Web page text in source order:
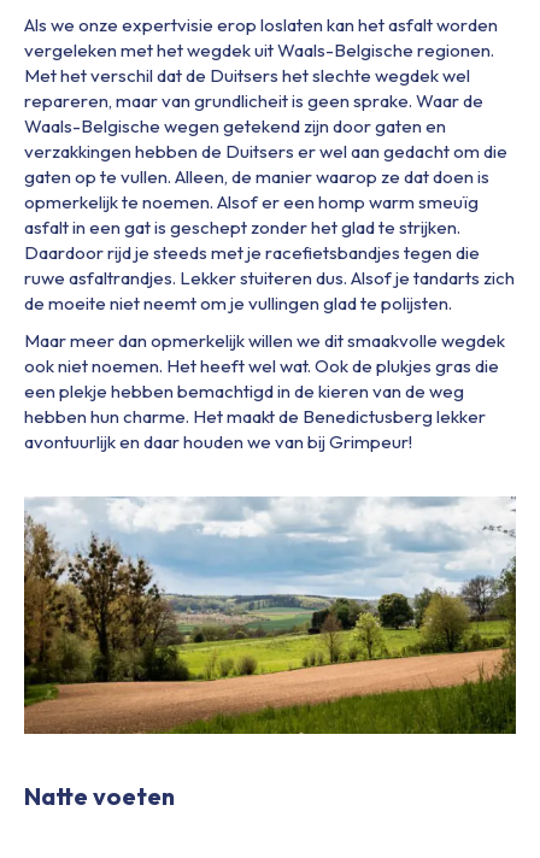
Als we onze expertvisie erop loslaten kan het asfalt worden
vergeleken met het wegdek uit Waals-Belgische regionen.
Met het verschil dat de Duitsers het slechte wegdek wel
repareren, maar van grundlicheit is geen sprake. Waar de
Waals-Belgische wegen getekend zijn door gaten en
verzakkingen hebben de Duitsers er wel aan gedacht om die
gaten op te vullen. Alleen, de manier waarop ze dat doen is
opmerkelijk te noemen. Alsof er een homp warm smeuïg
asfalt in een gat is geschept zonder het glad te strijken.
Daardoor rijd je steeds met je racefietsbandjes tegen die
ruwe asfaltrandjes. Lekker stuiteren dus. Alsof je tandarts zich
de moeite niet neemt om je vullingen glad te polijsten.
Maar meer dan opmerkelijk willen we dit smaakvolle wegdek
ook niet noemen. Het heeft wel wat. Ook de plukjes gras die
een plekje hebben bemachtigd in de kieren van de weg
hebben hun charme. Het maakt de Benedictusberg lekker
avontuurlijk en daar houden we van bij Grimpeur!
Natte voeten